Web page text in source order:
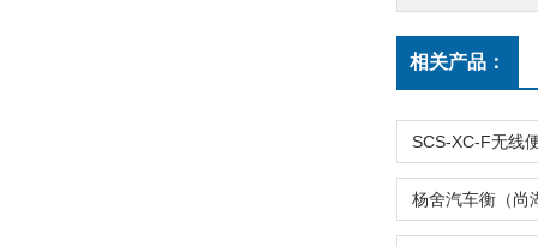
相关产品：